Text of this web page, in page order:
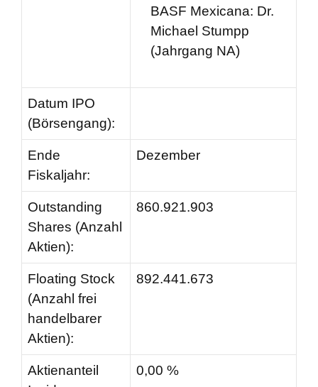
BASF Mexicana: Dr.
Michael Stumpp
(Jahrgang NA)
Datum IPO
(Börsengang):
Ende
Fiskaljahr:
Dezember
Outstanding
Shares (Anzahl
Aktien):
860.921.903
Floating Stock
(Anzahl frei
handelbarer
Aktien):
892.441.673
Aktienanteil
0,00 %